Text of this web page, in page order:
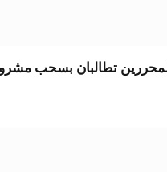
تطالبان بسحب